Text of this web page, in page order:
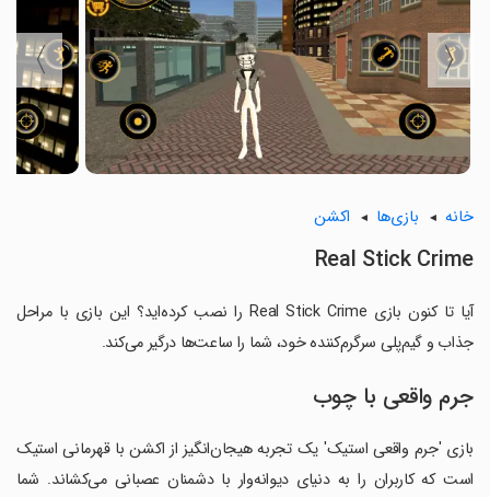
〈
〉
خانه بازی‌ها اکشن
Real Stick Crime
آیا تا کنون بازی Real Stick Crime را نصب کرده‌اید؟ این بازی با مراحل
جذاب و گیم‌پلی سرگرم‌کننده خود، شما را ساعت‌ها درگیر می‌کند.
جرم واقعی با چوب
بازی 'جرم واقعی استیک' یک تجربه هیجان‌انگیز از اکشن با قهرمانی استیک
است که کاربران را به دنیای دیوانه‌وار با دشمنان عصبانی می‌کشاند. شما